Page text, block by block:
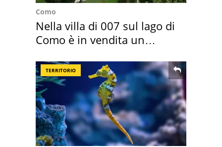
Como
Nella villa di 007 sul lago di
Como è in vendita un
TERRITORIO